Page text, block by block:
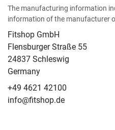
The manufacturing information
information of the manufacturer
Fitshop GmbH
Flensburger Straße 55
24837 Schleswig
Germany
+49 4621 42100
info@fitshop.de